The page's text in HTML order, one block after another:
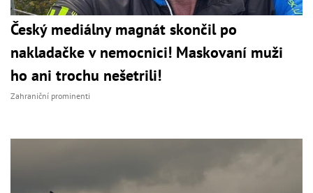
Český mediálny magnát skončil po
nakladačke v nemocnici! Maskovaní muži
ho ani trochu nešetrili!
Zahraniční prominenti